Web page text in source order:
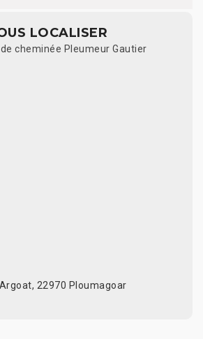
LOCALISER
cheminée Pleumeur Gautier
22970 Ploumagoar